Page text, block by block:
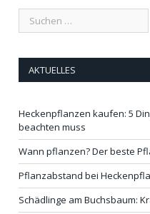
AKTUELLES
Heckenpflanzen kaufen: 5
beachten muss
Wann pflanzen? Der beste
Pflanzabstand bei
Schädlinge am Buchsbaum: